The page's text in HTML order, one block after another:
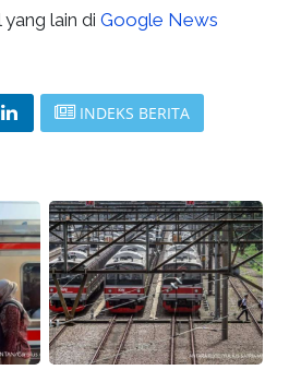
lain di Google News
INDEKS BERITA